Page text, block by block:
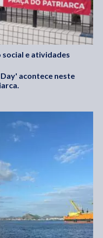
social e atividades
acontece neste